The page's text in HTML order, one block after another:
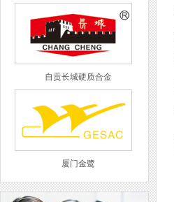
自贡长城硬质合金
厦门金鹭